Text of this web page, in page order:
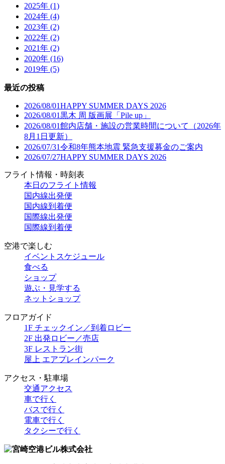
2025年 (1)
2024年 (4)
2023年 (2)
2022年 (2)
2021年 (2)
2020年 (16)
2019年 (5)
最近の投稿
2026/08/01HAPPY SUMMER DAYS 2026
2026/08/01黒木 周 版画展「Pile up」
2026/08/01館内店舗・施設の営業時間について（2026年
8月1日更新）
2026/07/31令和8年熊本地震 緊急支援募金のご案内
2026/07/27HAPPY SUMMER DAYS 2026
フライト情報・時刻表
本日のフライト情報
国内線出発便
国内線到着便
国際線出発便
国際線到着便
空港で楽しむ
イベントスケジュール
食べる
ショップ
遊ぶ・見学する
ネットショップ
フロアガイド
1F チェックイン／到着ロビー
2F 出発ロビー／売店
3F レストラン街
屋上 エアプレインパーク
アクセス・駐車場
交通アクセス
車で行く
バスで行く
電車で行く
タクシーで行く